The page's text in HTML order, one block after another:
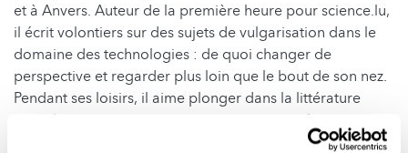
et à Anvers. Auteur de la première heure pour science.lu,
il écrit volontiers sur des sujets de vulgarisation dans le
domaine des technologies : de quoi changer de
perspective et regarder plus loin que le bout de son nez.
Pendant ses loisirs, il aime plonger dans la littérature
socioéconomique et ne manque jamais son footing
quotidien, où il fait la course avec ses chiens. Une fois par